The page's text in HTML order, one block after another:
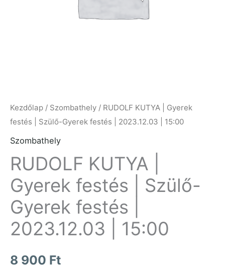
Kezdőlap / Szombathely / RUDOLF KUTYA | Gyerek
festés | Szülő-Gyerek festés | 2023.12.03 | 15:00
Szombathely
RUDOLF KUTYA |
Gyerek festés | Szülő-
Gyerek festés |
2023.12.03 | 15:00
8 900 Ft